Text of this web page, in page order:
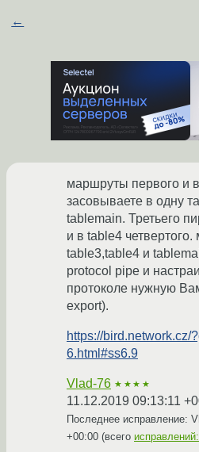
←
маршруты первого и
засовываете в одну
tablemain. Третьего
и в table4
table3,table4 и
protocol pipe и
протоколе нужную
export).
https://bird.network.cz/
6.html#ss6.9
Vlad-76 ★★★★
11.12.2019 09:13:11
Последнее исправление:
+00:00 (всего